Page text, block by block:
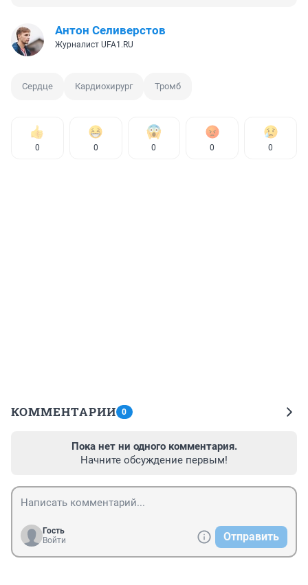
Антон Селиверстов
Журналист UFA1.RU
Сердце Кардиохирург Тромб
0 0 0 0 0
КОММЕНТАРИИ 0
Пока нет ни одного комментария.
Начните обсуждение первым!
Гость
Войти
Отправить